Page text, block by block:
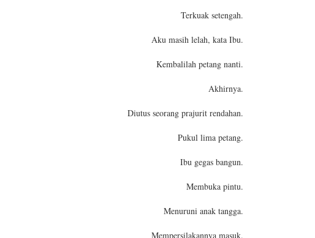
Terkuak setengah.
Aku masih lelah, kata Ibu.
Kembalilah petang nanti.
Akhirnya.
Diutus seorang prajurit rendahan.
Pukul lima petang.
Ibu gegas bangun.
Membuka pintu.
Menuruni anak tangga.
Mempersilakannya masuk.